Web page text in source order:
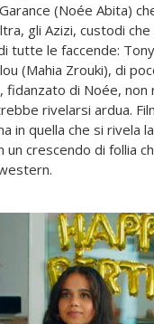
(Noée Abita)
gli Azizi, custodi
tutte le faccende:
(Mahia Zrouki), di
fidanzato di Noée,
rivelarsi ardua.
in quella che si rivela
crescendo di follia